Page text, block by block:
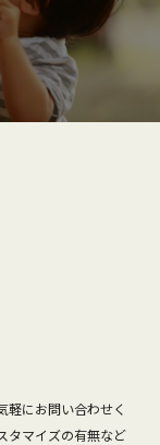
軽にお問い合わせく
タマイズの有無など